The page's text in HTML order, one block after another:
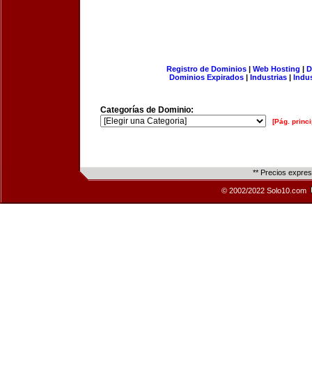
Registro de Dominios| Web Hosting |
Dominios Expirados | Industrias |
Categorías de Dominio:
[Pág.
** Precios
© 2002/2022 Solo10.com